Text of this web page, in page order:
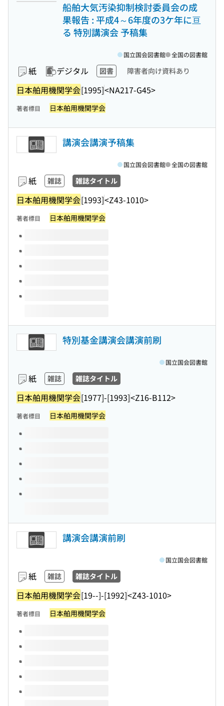
船舶大気汚染抑制検討委員会の成
果報告 : 平成4～6年度の3ケ年に亘
る 特別講演会 予稿集
紙 デジタル 図書 障害者向け資料あり
日本舶用機関学会[1995]<NA217-G45>
国立国会図書館 全国の図書館
著者標目 日本舶用機関学会
講演会講演予稿集
紙 雑誌 雑誌タイトル
日本舶用機関学会[1993]<Z43-1010>
国立国会図書館 全国の図書館
著者標目 日本舶用機関学会
このタイトルの巻号
特別基金講演会講演前刷
紙 雑誌 雑誌タイトル
日本舶用機関学会[1977]-[1993]<Z16-B112>
国立国会図書館
著者標目 日本舶用機関学会
このタイトルの巻号
講演会講演前刷
紙 雑誌 雑誌タイトル
日本舶用機関学会[19--]-[1992]<Z43-1010>
国立国会図書館
著者標目 日本舶用機関学会
このタイトルの巻号